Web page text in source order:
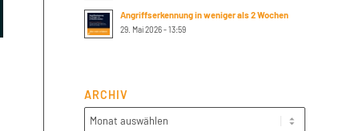
Angriffserkennung in weniger als 2 Wochen
29. Mai 2026 - 13:59
ARCHIV